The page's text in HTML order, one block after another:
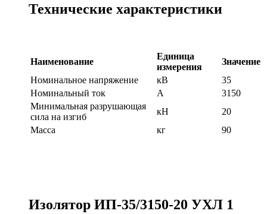
Технические характеристики
Наименование
Единица
измерения
Значение
Номинальное напряжение
кВ
35
Номинальный ток
А
3150
Минимальная разрушающая
сила на изгиб
кН
20
Масса
кг 90
Изолятор ИП-35/3150-20 УХЛ 1